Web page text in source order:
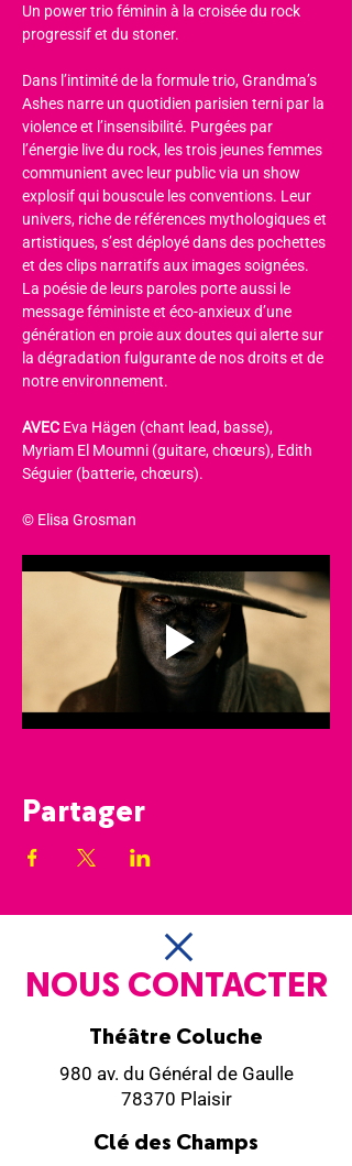
Un power trio féminin à la croisée du rock
progressif et du stoner.
Dans l’intimité de la formule trio, Grandma’s
Ashes narre un quotidien parisien terni par la
violence et l’insensibilité. Purgées par
l’énergie live du rock, les trois jeunes femmes
communient avec leur public via un show
explosif qui bouscule les conventions. Leur
univers, riche de références mythologiques et
artistiques, s’est déployé dans des pochettes
et des clips narratifs aux images soignées.
La poésie de leurs paroles porte aussi le
message féministe et éco-anxieux d’une
génération en proie aux doutes qui alerte sur
la dégradation fulgurante de nos droits et de
notre environnement.
AVEC Eva Hägen (chant lead, basse),
Myriam El Moumni (guitare, chœurs), Edith
Séguier (batterie, chœurs).
© Elisa Grosman
Partager
NOUS CONTACTER
Théâtre Coluche
980 av. du Général de Gaulle
78370 Plaisir
Clé des Champs